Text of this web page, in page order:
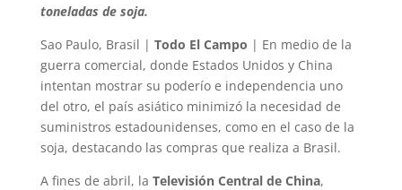
toneladas de soja.
Sao Paulo, Brasil | Todo El Campo | En medio de la
guerra comercial, donde Estados Unidos y China
intentan mostrar su poderío e independencia uno
del otro, el país asiático minimizó la necesidad de
suministros estadounidenses, como en el caso de la
soja, destacando las compras que realiza a Brasil.
A fines de abril, la Televisión Central de China,